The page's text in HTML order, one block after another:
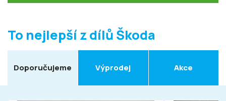
To nejlepší z dílů Škoda
Doporučujeme Výprodej Akce